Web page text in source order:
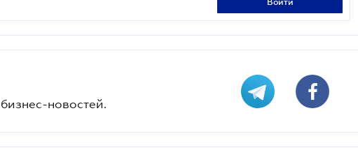
войти
новостей.